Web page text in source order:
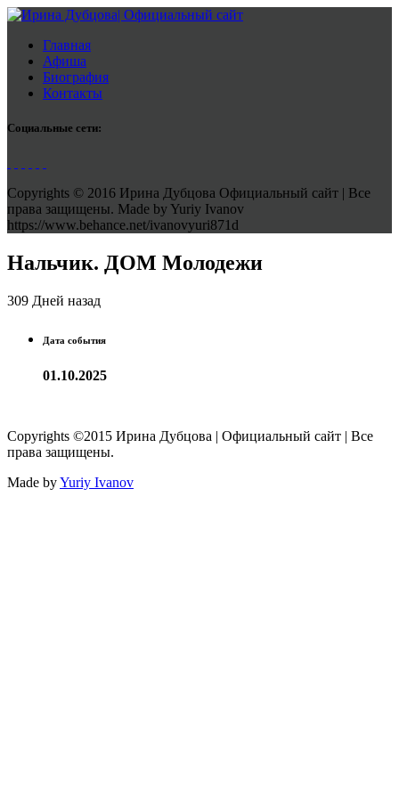
Главная
Афиша
Биография
Контакты
Социальные сети:
Copyrights © 2016 Ирина Дубцова Официальный сайт | Все
права защищены. Made by Yuriy Ivanov
https://www.behance.net/ivanovyuri871d
Нальчик. ДОМ Молодежи
309 Дней назад
Дата события
01.10.2025
Copyrights ©2015 Ирина Дубцова | Официальный сайт | Все
права защищены.
Made byYuriy Ivanov